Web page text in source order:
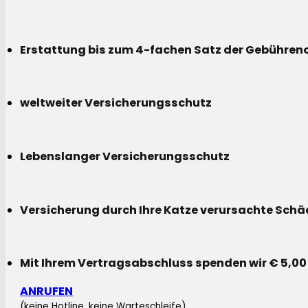
Erstattung bis zum 4-fachen Satz der
weltweiter Versicherungsschutz
Lebenslanger Versicherungsschutz
Versicherung durch Ihre Katze verursachte
Mit Ihrem Vertragsabschluss spenden wir €
ANRUFEN